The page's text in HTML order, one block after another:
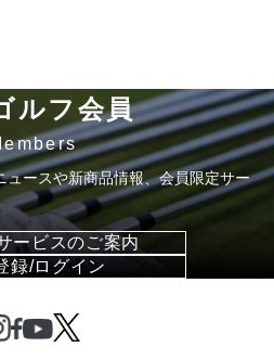
ルフ会員
ュースや新商品情報、会員限定サー
ービスのご案内
録/ログイン